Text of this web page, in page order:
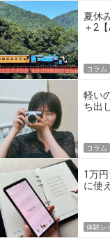
夏休
＋2
コラム
軽い
ち出
コラム
1万
に使
体験レ